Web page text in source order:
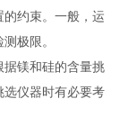
约束。一般，运
极限。
镁和硅的含量挑
选仪器时有必要考